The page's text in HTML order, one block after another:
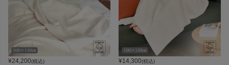
¥24,200(税込) ¥14,300(税込)